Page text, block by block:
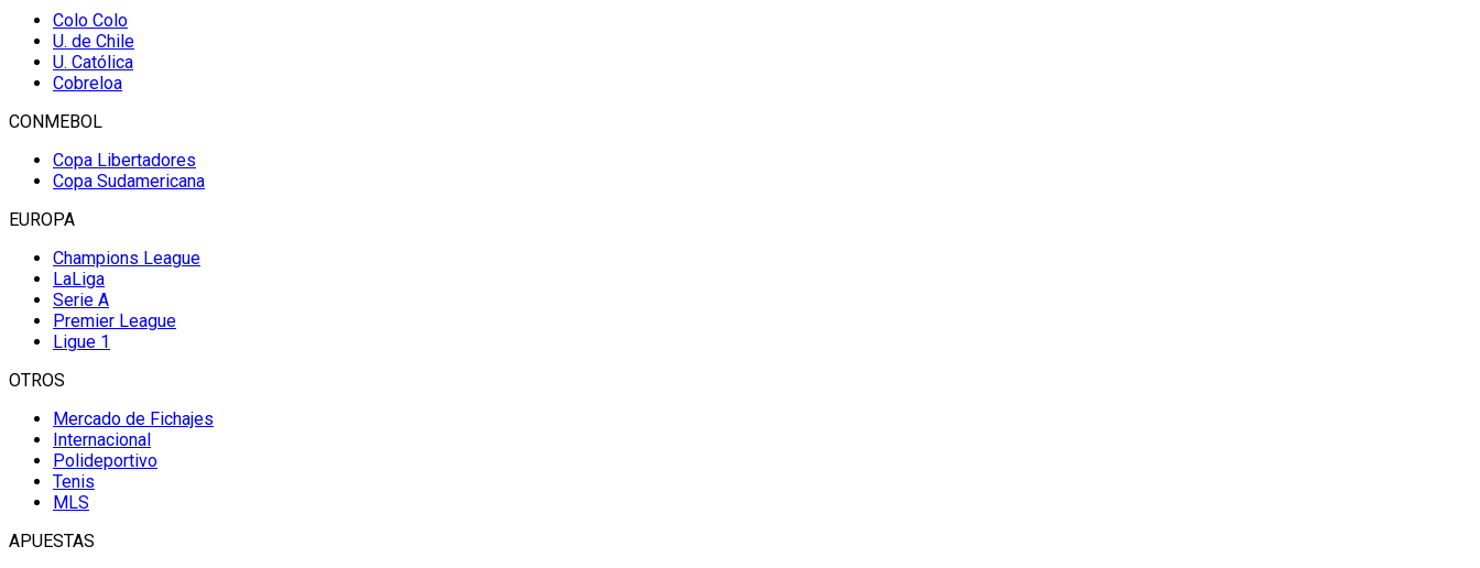
Colo Colo
U. de Chile
U. Católica
Cobreloa
CONMEBOL
Copa Libertadores
Copa Sudamericana
EUROPA
Champions League
LaLiga
Serie A
Premier League
Ligue 1
OTROS
Mercado de Fichajes
Internacional
Polideportivo
Tenis
MLS
APUESTAS